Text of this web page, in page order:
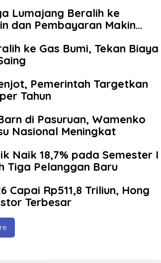
Lumajang Beralih ke
dan Pembayaran Makin
ke Gas Bumi, Tekan Biaya
Pemerintah Targetkan
Tahun
di Pasuruan, Wamenko
Nasional Meningkat
Naik 18,7% pada Semester I
Tiga Pelanggan Baru
Capai Rp511,8 Triliun, Hong
Terbesar